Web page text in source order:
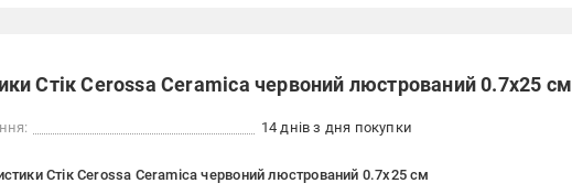
Стік Cerossa Ceramica червоний люстрований 0.7x25 см
14 днів з дня покупки
Стік Cerossa Ceramica червоний люстрований 0.7x25 см